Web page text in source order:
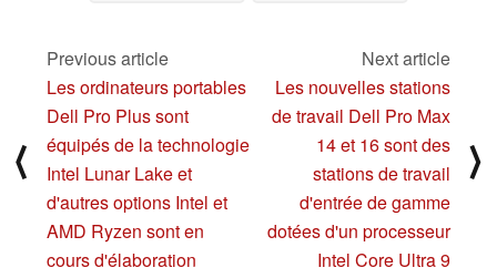
⟨
Previous article
Les ordinateurs portables
Dell Pro Plus sont
équipés de la technologie
Intel Lunar Lake et
d'autres options Intel et
AMD Ryzen sont en
cours d'élaboration
Next article
Les nouvelles stations
de travail Dell Pro Max
14 et 16 sont des
stations de travail
d'entrée de gamme
dotées d'un processeur
Intel Core Ultra 9
⟩